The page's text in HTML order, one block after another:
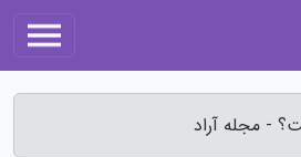
- مجله آراد